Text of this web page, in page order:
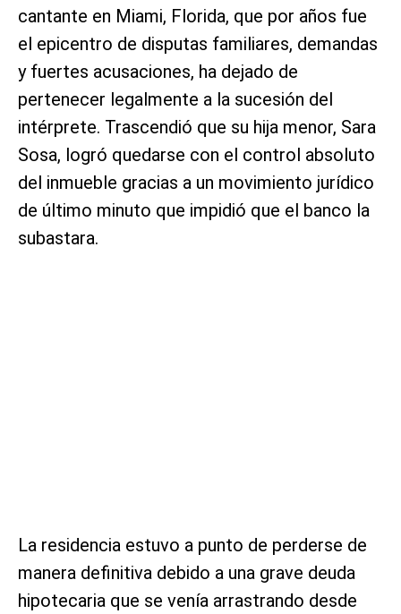
cantante en Miami, Florida, que por años fue
el epicentro de disputas familiares, demandas
y fuertes acusaciones, ha dejado de
pertenecer legalmente a la sucesión del
intérprete. Trascendió que su hija menor, Sara
Sosa, logró quedarse con el control absoluto
del inmueble gracias a un movimiento jurídico
de último minuto que impidió que el banco la
subastara.
La residencia estuvo a punto de perderse de
manera definitiva debido a una grave deuda
hipotecaria que se venía arrastrando desde